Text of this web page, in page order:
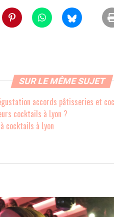
SUR LE MÊME SUJET
accords pâtisseries et
cocktails à Lyon ?
cocktails à Lyon